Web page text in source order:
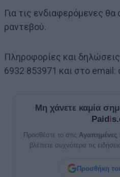
Για τις ενδιαφερόμενες
ραντεβού.
Πληροφορίες και
6932 853971 και στο
Μη χάνετε καμία
Paidi
Προσθέστε το στις Αγαπημένες
βλέπετε συχνότερα τις
Προσθήκη